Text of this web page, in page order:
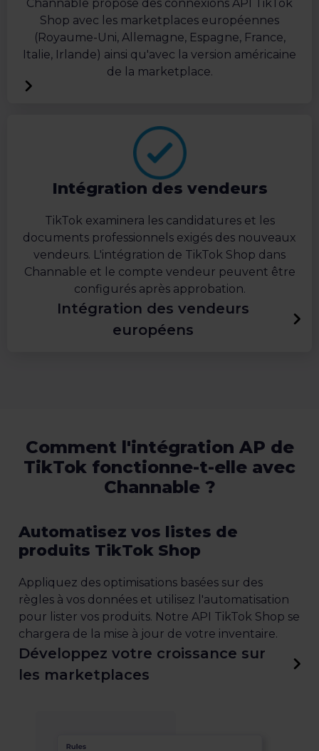
Channable propose des connexions API TikTok
Shop avec les marketplaces européennes
(Royaume-Uni, Allemagne, Espagne, France,
Italie, Irlande) ainsi qu'avec la version américaine
de la marketplace.
Intégration des vendeurs
TikTok examinera les candidatures et les
documents professionnels exigés des nouveaux
vendeurs. L'intégration de TikTok Shop dans
Channable et le compte vendeur peuvent être
configurés après approbation.
Intégration des vendeurs
européens
Comment l'intégration AP de
TikTok fonctionne-t-elle avec
Channable ?
Automatisez vos listes de
produits TikTok Shop
Appliquez des optimisations basées sur des
règles à vos données et utilisez l'automatisation
pour lister vos produits. Notre API TikTok Shop se
chargera de la mise à jour de votre inventaire.
Développez votre croissance sur
les marketplaces